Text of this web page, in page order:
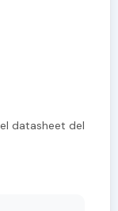
datasheet del